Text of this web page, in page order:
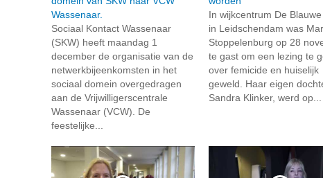
Wassenaar.
Sociaal Kontact Wassenaar
(SKW) heeft maandag 1
december de organisatie van de
netwerkbijeenkomsten in het
sociaal domein overgedragen
aan de Vrijwilligerscentrale
Wassenaar (VCW). De
feestelijke...
In wijkcentrum De
in Leidschendam was
Stoppelenburg op 28
te gast om een lezing te
over femicide en huiselijk
geweld. Haar eigen
Sandra Klinker, werd op...